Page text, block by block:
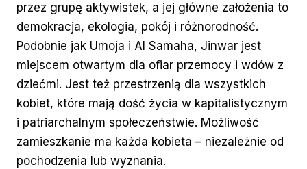
przez grupę aktywistek, a jej główne założenia to
demokracja, ekologia, pokój i różnorodność.
Podobnie jak Umoja i Al Samaha, Jinwar jest
miejscem otwartym dla ofiar przemocy i wdów z
dziećmi. Jest też przestrzenią dla wszystkich
kobiet, które mają dość życia w kapitalistycznym
i patriarchalnym społeczeństwie. Możliwość
zamieszkanie ma każda kobieta – niezależnie od
pochodzenia lub wyznania.